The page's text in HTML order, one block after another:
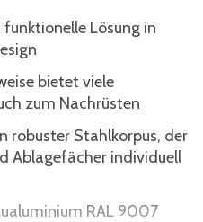
Lösung in
bietet viele
zum Nachrüsten
robuster Stahlkorpus, der
Ablagefächer individuell
RAL 9007